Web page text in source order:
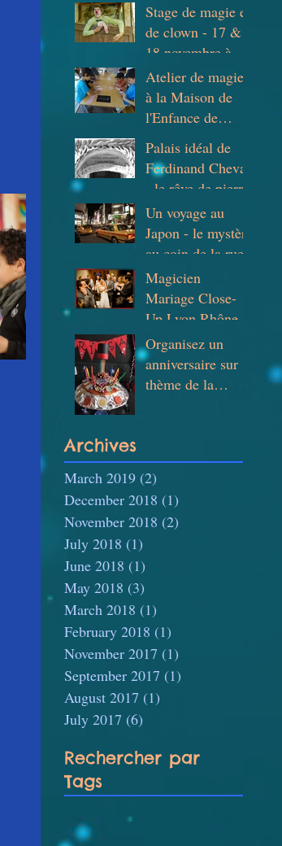
Stage de magie et
de clown - 17 &
18 novembre à
l'école de cirque
de Lyon
Atelier de magie
à la Maison de
l'Enfance de
Lumière
Palais idéal de
Ferdinand Cheval
- le rêve de pierre
Un voyage au
Japon - le mystère
au coin de la rue
Magicien
Mariage Close-
Up Lyon Rhône
Bourgogne et
Suisse
Organisez un
anniversaire sur le
thème de la
Archives
March 2019 (2)
December 2018 (1)
November 2018 (2)
July 2018 (1)
June 2018 (1)
May 2018 (3)
March 2018 (1)
February 2018 (1)
November 2017 (1)
September 2017 (1)
August 2017 (1)
July 2017 (6)
Rechercher par
Tags